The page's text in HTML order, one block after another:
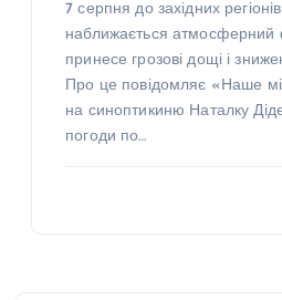
7 серпня до західних
наближається атмосферний
принесе грозові дощі і
Про це повідомляє «Наше
на синоптикиню Наталку
погоди по…